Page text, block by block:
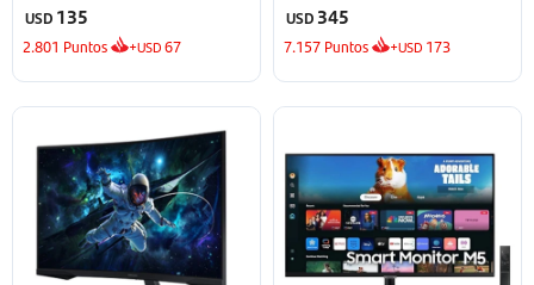
USD 135
2.801 Puntos +USD67
USD 345
7.157 Puntos +USD 173